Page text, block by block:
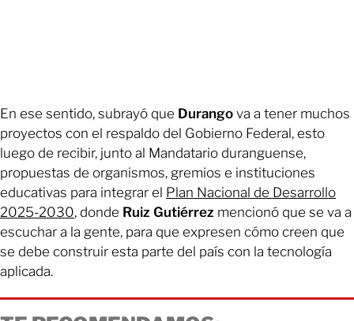
En ese sentido, subrayó que Durango va a tener muchos
proyectos con el respaldo del Gobierno Federal, esto
luego de recibir, junto al Mandatario duranguense,
propuestas de organismos, gremios e instituciones
educativas para integrar el Plan Nacional de Desarrollo
2025-2030, donde Ruiz Gutiérrez mencionó que se va a
escuchar a la gente, para que expresen cómo creen que
se debe construir esta parte del país con la tecnología
aplicada.